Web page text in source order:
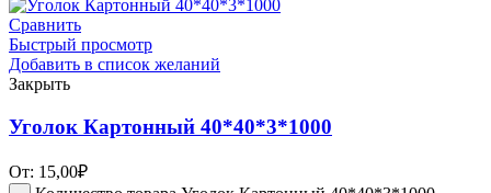
Сравнить
Быстрый просмотр
Добавить в список желаний
Закрыть
Уголок Картонный 40*40*3*1000
От: 15,00₽